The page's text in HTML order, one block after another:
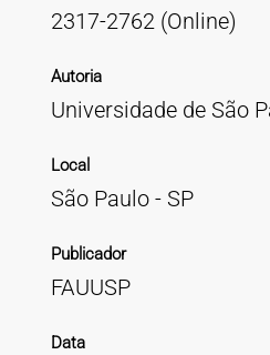
2317-2762 (Online)
Autoria
Universidade de São
Local
São Paulo - SP
Publicador
FAUUSP
Data